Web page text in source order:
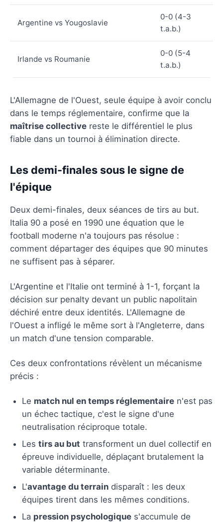
Argentine vs Yougoslavie
0-0 (4-3
t.a.b.)
Irlande vs Roumanie
0-0 (5-4
t.a.b.)
L'Allemagne de l'Ouest, seule équipe à avoir conclu
dans le temps réglementaire, confirme que la
maîtrise collective reste le différentiel le plus
fiable dans un tournoi à élimination directe.
Les demi-finales sous le signe de
l'épique
Deux demi-finales, deux séances de tirs au but.
Italia 90 a posé en 1990 une équation que le
football moderne n'a toujours pas résolue :
comment départager des équipes que 90 minutes
ne suffisent pas à séparer.
L'Argentine et l'Italie ont terminé à 1-1, forçant la
décision sur penalty devant un public napolitain
déchiré entre deux identités. L'Allemagne de
l'Ouest a infligé le même sort à l'Angleterre, dans
un match d'une tension comparable.
Ces deux confrontations révèlent un mécanisme
précis :
Le match nul en temps réglementaire n'est pas
un échec tactique, c'est le signe d'une
neutralisation réciproque totale.
Les tirs au but transforment un duel collectif en
épreuve individuelle, déplaçant brutalement la
variable déterminante.
L'avantage du terrain disparaît : les deux
équipes tirent dans les mêmes conditions.
La pression psychologique s'accumule de